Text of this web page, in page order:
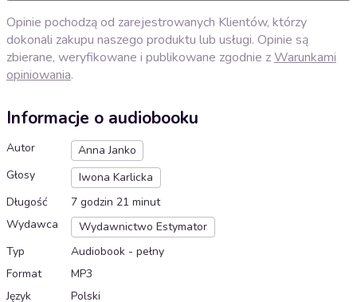
Opinie pochodzą od zarejestrowanych Klientów, którzy
dokonali zakupu naszego produktu lub usługi. Opinie są
zbierane, weryfikowane i publikowane zgodnie zWarunkami
opiniowania.
Informacje o audiobooku
Autor
Anna Janko
Głosy
Iwona Karlicka
Długość
7 godzin 21 minut
Wydawca
Wydawnictwo Estymator
Typ
Audiobook - pełny
Format
MP3
Język
Polski